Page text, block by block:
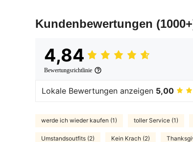
Kundenbewertungen
4,84
Bewertungsrichtlinie
Lokale Bewertungen anzeigen 5,00
werde ich wieder kaufen (1) toller Service (1)
Umstandsoutfits (2) Kein Krach (2)